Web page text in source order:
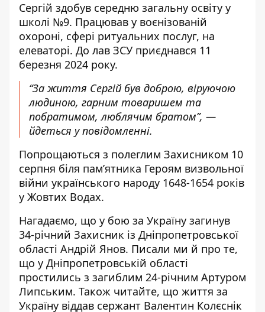
Сергій здобув середню загальну освіту у
школі №9. Працював у воєнізованій
охороні, сфері ритуальних послуг, на
елеваторі. До лав ЗСУ приєднався 11
березня 2024 року.
“За життя Сергій був доброю, віруючою
людиною, гарним товаришем та
побратимом, люблячим братом”, —
йдеться у повідомленні.
Попрощаються з полеглим Захисником 10
серпня біля пам’ятника Героям визвольної
війни українського народу 1648-1654 років
у Жовтих Водах.
Нагадаємо, що у бою за Україну загинув
34-річний Захисник із Дніпропетровської
області Андрій Янов. Писали ми й про те,
що у Дніпропетровській області
простились з загиблим 24-річним Артуром
Липським. Також читайте, що життя за
Україну віддав сержант Валентин Колєснік